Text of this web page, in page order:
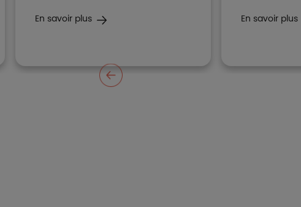
En savoir plus En savoir plus